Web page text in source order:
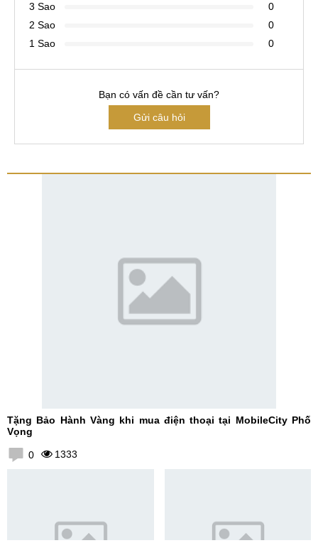
3 Sao
0
2 Sao
0
1 Sao
0
Bạn có vấn đề cần tư vấn?
Gửi câu hỏi
Tặng Bảo Hành Vàng khi mua điện thoại tại MobileCity Phố
Vọng
0 1333